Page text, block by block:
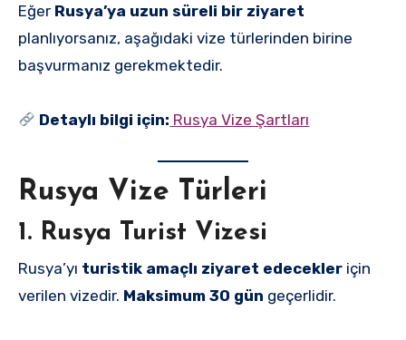
Eğer Rusya’ya uzun süreli bir ziyaret
planlıyorsanız, aşağıdaki vize türlerinden birine
başvurmanız gerekmektedir.
Detaylı bilgi için: Rusya Vize Şartları
Rusya Vize Türleri
1. Rusya Turist Vizesi
Rusya’yı turistik amaçlı ziyaret edecekler için
verilen vizedir. Maksimum 30 gün geçerlidir.